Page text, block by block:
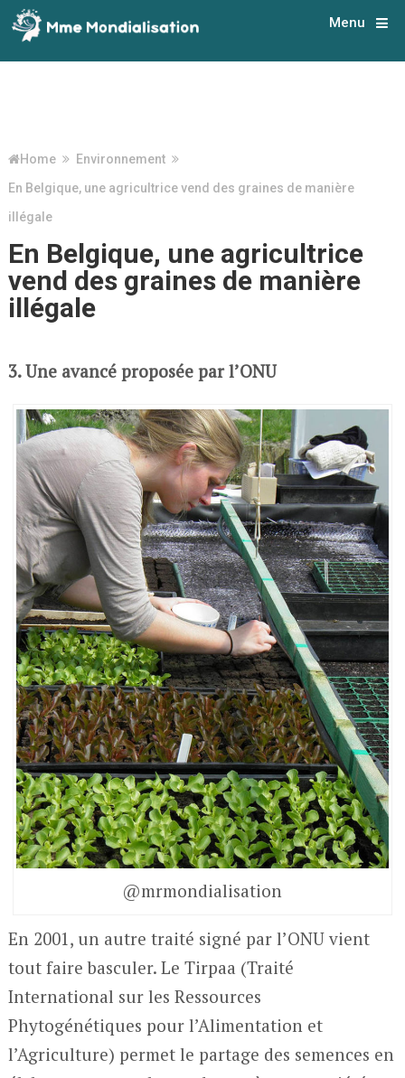
Menu
Home
Environnement
En Belgique, une agricultrice vend des graines de manière
illégale
En Belgique, une agricultrice
vend des graines de manière
illégale
3. Une avancé proposée par l’ONU
@mrmondialisation
En 2001, un autre traité signé par l’ONU vient
tout faire basculer. Le Tirpaa (Traité
International sur les Ressources
Phytogénétiques pour l’Alimentation et
l’Agriculture) permet le partage des semences en